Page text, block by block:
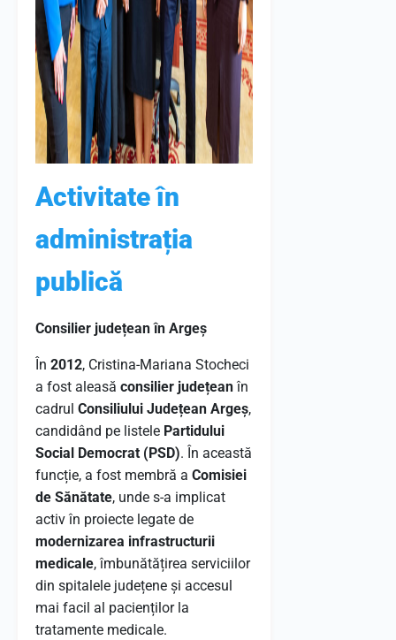
Activitate în
administrația
publică
Consilier județean în Argeș
În 2012, Cristina-Mariana Stocheci
a fost aleasă consilier județeanîn
cadrul Consiliului Județean Argeș,
candidând pe listele Partidului
Social Democrat (PSD). În această
funcție, a fost membră a Comisiei
de Sănătate, unde s-a implicat
activ în proiecte legate de
modernizarea infrastructurii
medicale, îmbunătățirea serviciilor
din spitalele județene și accesul
mai facil al pacienților la
tratamente medicale.